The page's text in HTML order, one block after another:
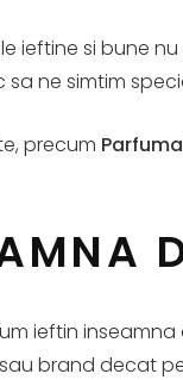
ieftine si bune
ne simtim
precum
ieftin
brand decat